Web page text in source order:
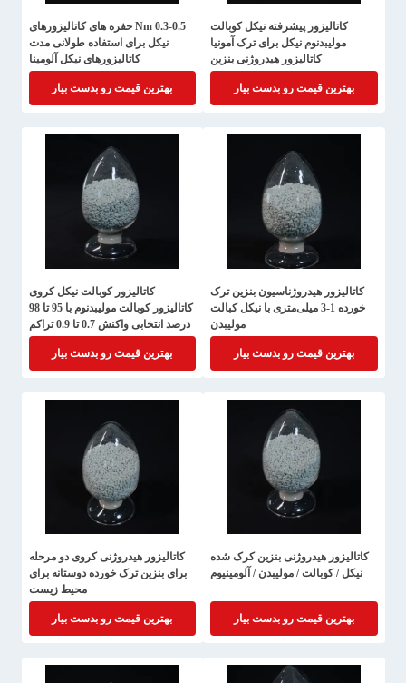
کاتالیزور پیشرفته نیکل کوبالت
مولیبدنوم نیکل برای ترک آمونیا
کاتالیزور هیدروژنی بنزین
بهترین قیمت رو بدست بیار
0.3-0.5 Nm حفره های کاتالیزورهای
نیکل برای استفاده طولانی مدت
کاتالیزورهای نیکل آلومینا
بهترین قیمت رو بدست بیار
کاتالیزور هیدروژناسیون بنزین ترک
خورده 1-3 میلی‌متری با نیکل کبالت
مولیبدن
بهترین قیمت رو بدست بیار
کاتالیزور کوبالت نیکل کروی
کاتالیزور کوبالت مولیبدنوم با 95 تا 98
درصد انتخابی واکنش 0.7 تا 0.9 تراکم
عمده
بهترین قیمت رو بدست بیار
کاتالیزور هیدروژنی بنزین کرک شده
نیکل / کوبالت / مولیبدن / آلومینیوم
بهترین قیمت رو بدست بیار
کاتالیزور هیدروژنی کروی دو مرحله
برای بنزین ترک خورده دوستانه برای
محیط زیست
بهترین قیمت رو بدست بیار